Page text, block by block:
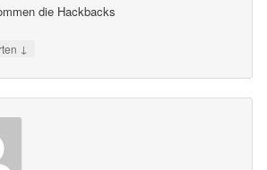
die Hackbacks
↓